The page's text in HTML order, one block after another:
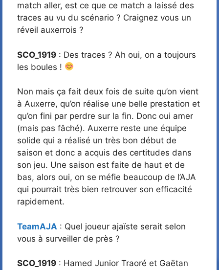
match aller, est ce que ce match a laissé des
traces au vu du scénario ? Craignez vous un
réveil auxerrois ?
SCO_1919 : Des traces ? Ah oui, on a toujours
les boules !
Non mais ça fait deux fois de suite qu’on vient
à Auxerre, qu’on réalise une belle prestation et
qu’on fini par perdre sur la fin. Donc oui amer
(mais pas fâché). Auxerre reste une équipe
solide qui a réalisé un très bon début de
saison et donc a acquis des certitudes dans
son jeu. Une saison est faite de haut et de
bas, alors oui, on se méfie beaucoup de l’AJA
qui pourrait très bien retrouver son efficacité
rapidement.
TeamAJA : Quel joueur ajaïste serait selon
vous à surveiller de près ?
SCO_1919 : Hamed Junior Traoré et Gaëtan